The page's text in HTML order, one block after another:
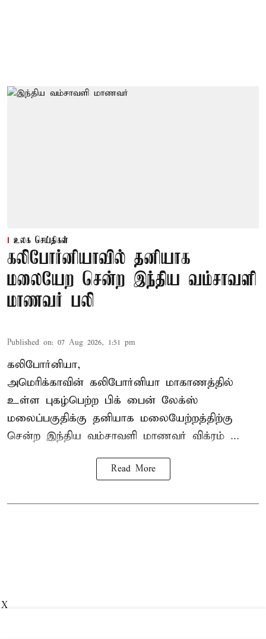
உலக செய்திகள்
கலிபோர்னியாவில் தனியாக
மலையேற சென்ற இந்திய வம்சாவளி
மாணவர் பலி
Published on: 07 Aug 2026, 1:51 pm
கலிபோர்னியா,
அமெரிக்காவின் கலிபோர்னியா மாகாணத்தில்
உள்ள புகழ்பெற்ற பிக் பைன் லேக்ஸ்
மலைப்பகுதிக்கு தனியாக மலையேற்றத்திற்கு
சென்ற இந்திய வம்சாவளி மாணவர் விக்ரம் ...
Read More
X